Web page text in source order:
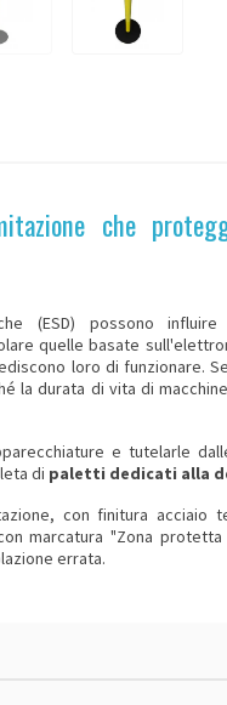
che
(ESD) possono
quelle basate
loro di funzionare.
la durata di vita di
e tutelarle
di paletti dedicati alla
, con finitura acciaio
marcatura "Zona
errata.